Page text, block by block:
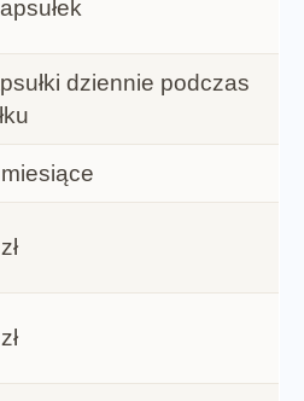
dziennie podczas